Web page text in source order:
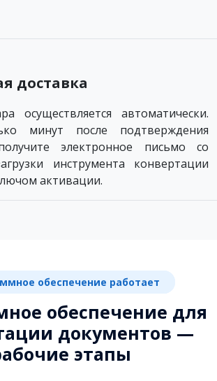
доставка
осуществляется автоматически.
минут после подтверждения
электронное письмо со
инструмента конвертации
активации.
обеспечение работает
обеспечение для
документов —
этапы